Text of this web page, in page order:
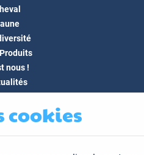
nous !
FAQcookies